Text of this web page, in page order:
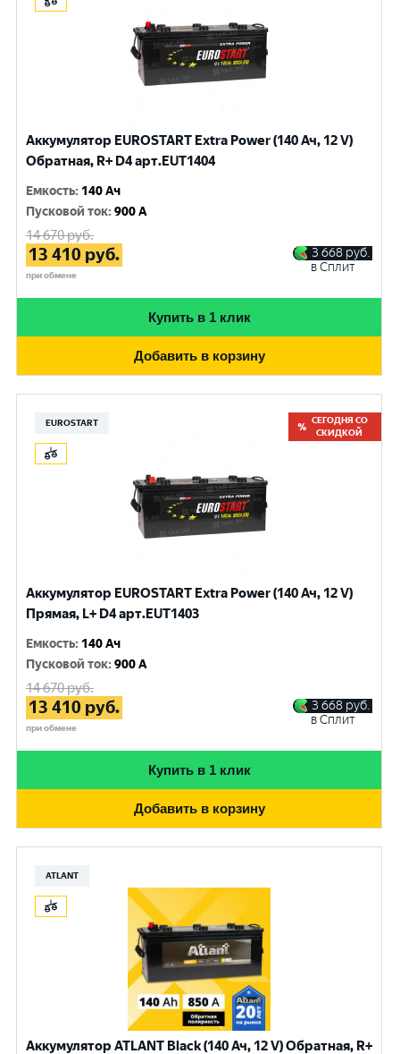
Аккумулятор EUROSTART Extra Power (140 Ач, 12 V)
Обратная, R+ D4 арт.EUT1404
Емкость: 140 Ач
Пусковой ток:900 A
14 670руб.
13 410 руб.
при обмене
3 668 руб.
в Сплит
Купить в 1 клик
Добавить в корзину
EUROSTART
СЕГОДНЯ СО
СКИДКОЙ
Аккумулятор EUROSTART Extra Power (140 Ач, 12 V)
Прямая, L+ D4 арт.EUT1403
Емкость: 140 Ач
Пусковой ток:900 A
14 670руб.
13 410 руб.
при обмене
3 668 руб.
в Сплит
Купить в 1 клик
Добавить в корзину
ATLANT
Аккумулятор ATLANT Black (140 Ач, 12 V) Обратная, R+